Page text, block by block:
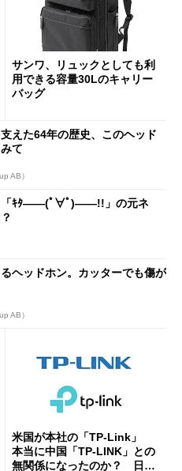
サンワ、リュックとしても利
用できる容量30Lのキャリー
バッグ
えた64年の歴史、このヘッド
て
AB）
「ｷﾀ――(ﾟ∀ﾟ)――!!」の元ネ
ヘッドホン。カッターでも傷が
AB）
米国が本社の「TP-Link」
本当に中国「TP-LINK」との
無関係になったのか？ 日本